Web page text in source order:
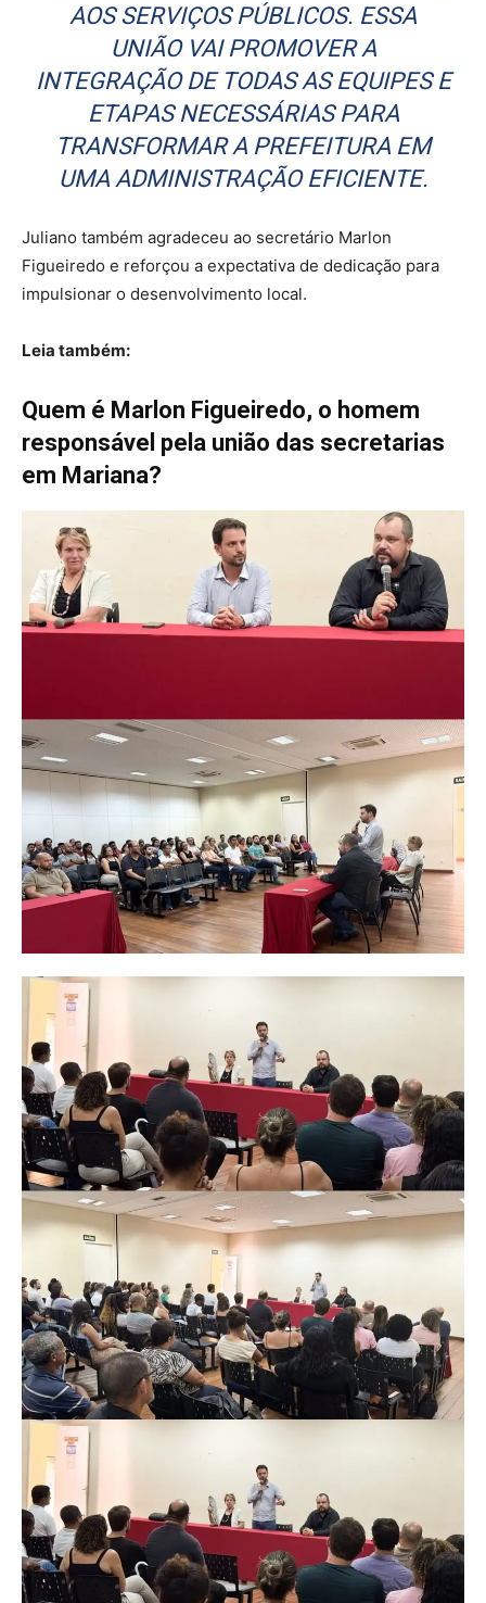
AOS SERVIÇOS PÚBLICOS. ESSA
UNIÃO VAI PROMOVER A
INTEGRAÇÃO DE TODAS AS EQUIPES E
ETAPAS NECESSÁRIAS PARA
TRANSFORMAR A PREFEITURA EM
UMA ADMINISTRAÇÃO EFICIENTE.
Juliano também agradeceu ao secretário Marlon
Figueiredo e reforçou a expectativa de dedicação para
impulsionar o desenvolvimento local.
Leia também:
Quem é Marlon Figueiredo, o homem
responsável pela união das secretarias
em Mariana?